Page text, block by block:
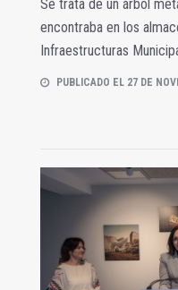
Se trata de un árbol
encontraba en los
Infraestructuras
PUBLICADO EL 27 DE